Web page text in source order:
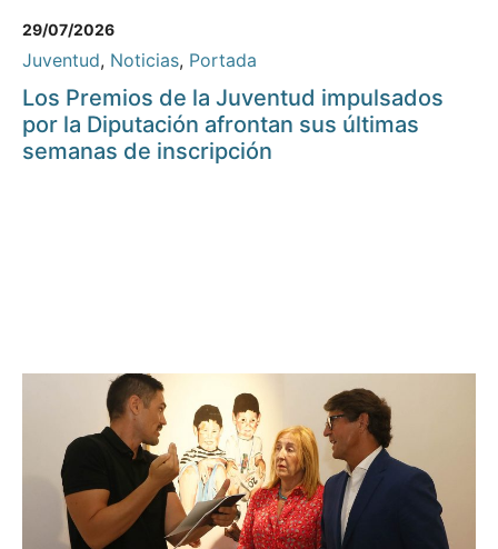
29/07/2026
Juventud, Noticias, Portada
Los Premios de la Juventud impulsados
por la Diputación afrontan sus últimas
semanas de inscripción